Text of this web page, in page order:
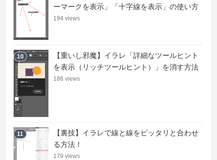
ーマークを表示」「十字線を表示」の使い方
194 views
10
【重いし邪魔】イラレ「詳細なツールヒント
を表示（リッチツールヒント）」を消す方法
186 views
11
【裏技】イラレで線と線をピッタリと合わせ
る方法！
179 views